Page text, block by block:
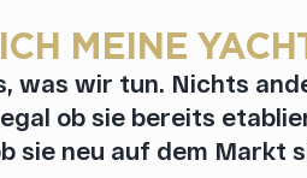
MEINE
was wir tun. Nichts
ob sie bereits
sie neu auf dem Markt